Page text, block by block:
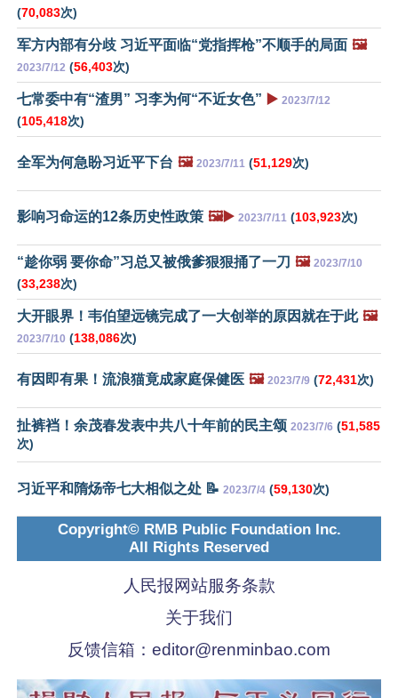
(70,083次)
军方内部有分歧 习近平面临“党指挥枪”不顺手的局面 🖼️
2023/7/12 (56,403次)
七常委中有“渣男” 习李为何“不近女色” ▶️ 2023/7/12
(105,418次)
全军为何急盼习近平下台 🖼️ 2023/7/11 (51,129次)
影响习命运的12条历史性政策 🖼️▶️ 2023/7/11 (103,923次)
“趁你弱 要你命”习总又被俄爹狠狠捅了一刀 🖼️ 2023/7/10
(33,238次)
大开眼界！韦伯望远镜完成了一大创举的原因就在于此 🖼️
2023/7/10 (138,086次)
有因即有果！流浪猫竟成家庭保健医 🖼️ 2023/7/9 (72,431次)
扯裤裆！余茂春发表中共八十年前的民主颂 2023/7/6 (51,585
次)
习近平和隋炀帝七大相似之处 📝 2023/7/4 (59,130次)
Copyright© RMB Public Foundation Inc.
All Rights Reserved
人民报网站服务条款
关于我们
反馈信箱： editor@renminbao.com